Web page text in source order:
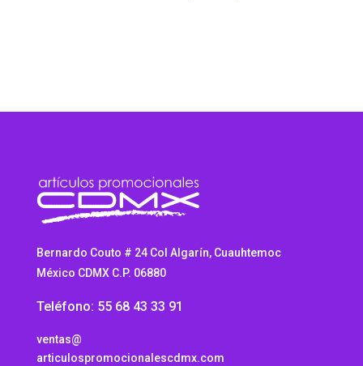
Bernardo Couto # 24 Col Algarín, Cuauhtemoc
México CDMX C.P. 06880
Teléfono: 55 68 43 33 91
ventas@
articulospromocionalescdmx.com